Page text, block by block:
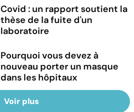
Covid : un rapport soutient la
thèse de la fuite d'un
laboratoire
Pourquoi vous devez à
nouveau porter un masque
dans les hôpitaux
Voir plus